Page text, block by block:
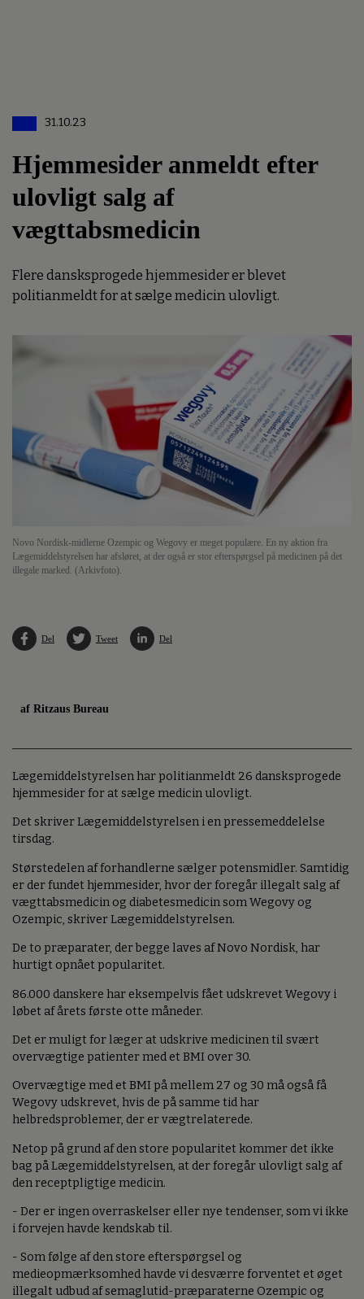
31.10.23
Hjemmesider anmeldt efter
ulovligt salg af
vægttabsmedicin
Flere dansksprogede hjemmesider er blevet
politianmeldt for at sælge medicin ulovligt.
Novo Nordisk-midlerne Ozempic og Wegovy er meget populære. En ny aktion fra
Lægemiddelstyrelsen har afsløret, at der også er stor efterspørgsel på medicinen på det
illegale marked. (Arkivfoto).
Del Tweet Del
af Ritzaus Bureau
Lægemiddelstyrelsen har politianmeldt 26 dansksprogede
hjemmesider for at sælge medicin ulovligt.
Det skriver Lægemiddelstyrelsen i en pressemeddelelse
tirsdag.
Størstedelen af forhandlerne sælger potensmidler. Samtidig
er der fundet hjemmesider, hvor der foregår illegalt salg af
vægttabsmedicin og diabetesmedicin som Wegovy og
Ozempic, skriver Lægemiddelstyrelsen.
De to præparater, der begge laves af Novo Nordisk, har
hurtigt opnået popularitet.
86.000 danskere har eksempelvis fået udskrevet Wegovy i
løbet af årets første otte måneder.
Det er muligt for læger at udskrive medicinen til svært
overvægtige patienter med et BMI over 30.
Overvægtige med et BMI på mellem 27 og 30 må også få
Wegovy udskrevet, hvis de på samme tid har
helbredsproblemer, der er vægtrelaterede.
Netop på grund af den store popularitet kommer det ikke
bag på Lægemiddelstyrelsen, at der foregår ulovligt salg af
den receptpligtige medicin.
- Der er ingen overraskelser eller nye tendenser, som vi ikke
i forvejen havde kendskab til.
- Som følge af den store efterspørgsel og
medieopmærksomhed havde vi desværre forventet et øget
illegalt udbud af semaglutid-præparaterne Ozempic og